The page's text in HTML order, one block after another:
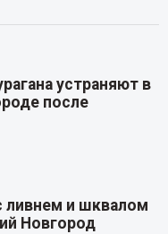
устраняют в
после
ливнем и шквалом
Новгород